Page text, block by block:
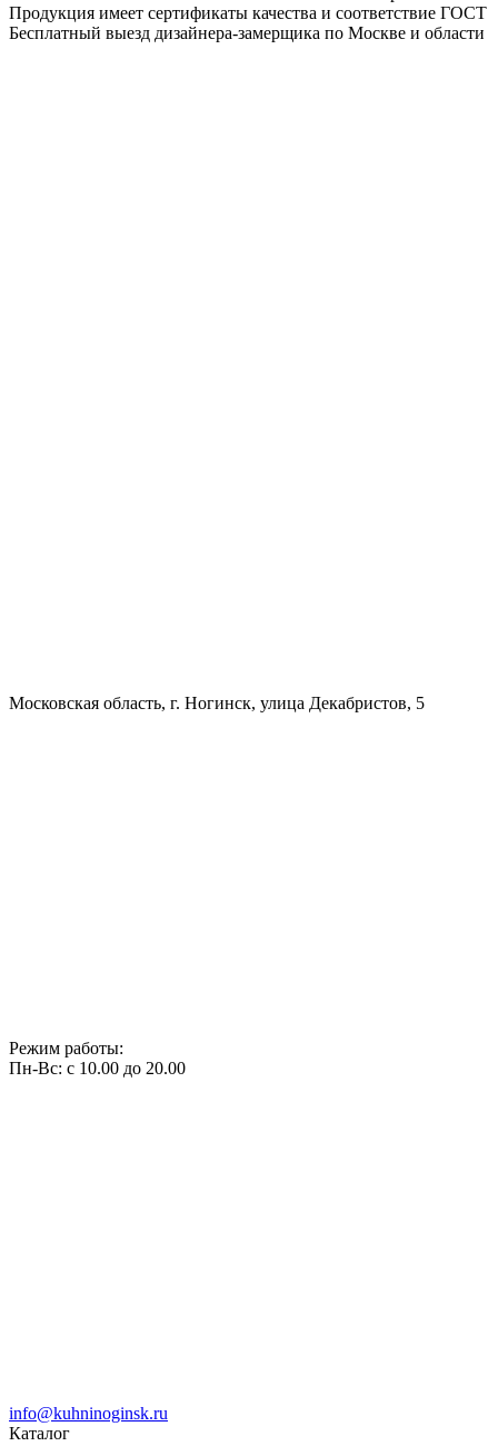
Продукция имеет сертификаты качества и соответствие ГОСТ
Бесплатный выезд дизайнера-замерщика по Москве и области
Московская область, г. Ногинск, улица Декабристов, 5
Режим работы:
Пн-Вс: с 10.00 до 20.00
info@kuhninoginsk.ru
Каталог